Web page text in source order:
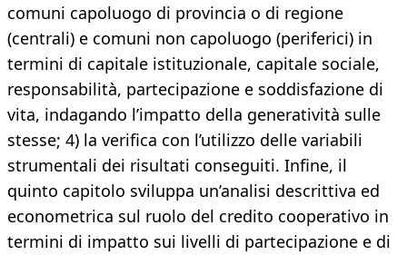
comuni capoluogo di provincia o di regione
(centrali) e comuni non capoluogo (periferici) in
termini di capitale istituzionale, capitale sociale,
responsabilità, partecipazione e soddisfazione di
vita, indagando l’impatto della generatività sulle
stesse; 4) la verifica con l’utilizzo delle variabili
strumentali dei risultati conseguiti. Infine, il
quinto capitolo sviluppa un’analisi descrittiva ed
econometrica sul ruolo del credito cooperativo in
termini di impatto sui livelli di partecipazione e di